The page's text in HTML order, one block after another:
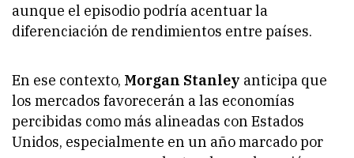
aunque el episodio podría acentuar la
diferenciación de rendimientos entre países.
En ese contexto, Morgan Stanley anticipa que
los mercados favorecerán a las economías
percibidas como más alineadas con Estados
Unidos, especialmente en un año marcado por